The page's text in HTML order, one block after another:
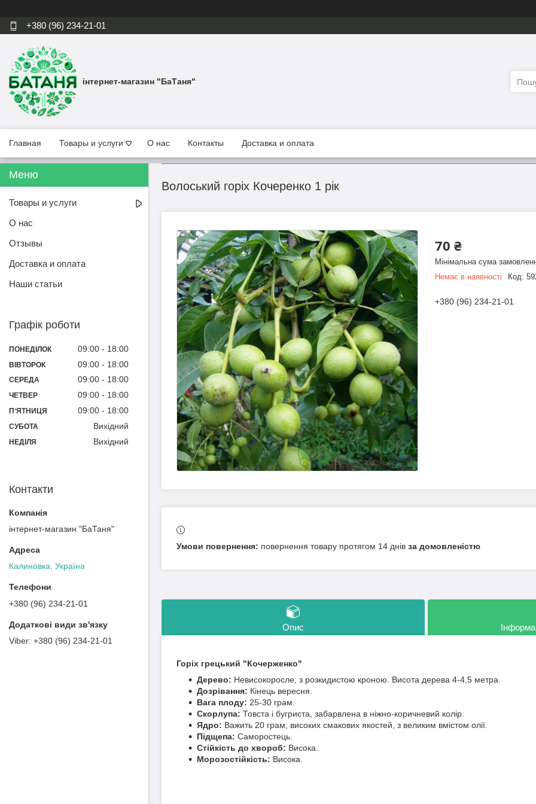
+380 (96) 234-21-01
інтернет-магазин "БаТаня"
Главная Товары и услуги О нас Контакты Доставка и оплата
Волоський горіх Кочеренко 1 рік
70 ₴
Мінімальна сума
Немає в наявності
Код:
+380 (96) 234-21-01
повернення товару протягом 14 днів за домовленістю
Опис
Горіх грецький "Кочерженко"
Дерево: Невисокоросле, з розкидистою кроною. Висота дерева 4-4,5 метра.
Дозрівання: Кінець вересня.
Вага плоду: 25-30 грам.
Скорлупа: Товста і бугриста, забарвлена в ніжно-коричневий колір.
Ядро: Важить 20 грам, високих смакових якостей, з великим вмістом олії.
Підщепа: Саморостець.
Стійкість до хвороб: Висока.
Морозостійкість: Висока.
Товары и услуги
О нас
Отзывы
Доставка и оплата
Наши статьи
Графік роботи
ПОНЕДІЛОК 09:00 18:00
ВІВТОРОК 09:00 18:00
СЕРЕДА 09:00 18:00
ЧЕТВЕР 09:00 18:00
ПʼЯТНИЦЯ 09:00 18:00
СУБОТА Вихідний
НЕДІЛЯ Вихідний
Контакти
інтернет-магазин "БаТаня"
Калиновка, Україна
+380 (96) 234-21-01
+380 (96) 234-21-01